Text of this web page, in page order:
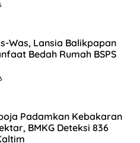
Was, Lansia Balikpapan
Bedah Rumah BSPS
Padamkan Kebakaran
BMKG Deteksi 836